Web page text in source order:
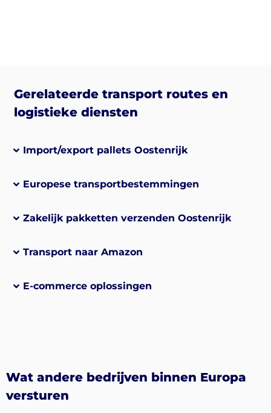
Gerelateerde transport routes en
logistieke diensten
Import/export pallets Oostenrijk
Europese transportbestemmingen
Zakelijk pakketten verzenden Oostenrijk
Transport naar Amazon
E-commerce oplossingen
Wat andere bedrijven binnen Europa
versturen